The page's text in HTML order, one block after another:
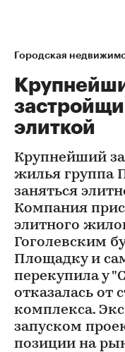
Городская
элиткой
Крупнейший
жилья группа
заняться
Компания
элитного
Гоголевским
Площадку и
перекупила у
отказалась от
комплекса.
запуском
позиции на